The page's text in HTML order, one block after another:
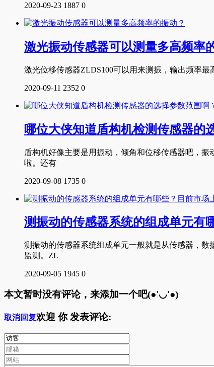
2020-09-23 1887 0
激光振动传感器可以测量多高频率
激光位移传感器ZLDS100可以用来测振，输出频率最
2020-09-11 2352 0
哪位大侠知道盾构机检测传感器的
盾构机好像主要是用振动，倾角和位移传感器吧，
啦。还有
2020-09-08 1735 0
测振动的传感器系统的组成单元有
测振动的传感器系统组成单元一般就是从传感器，
监测。ZL
2020-09-05 1945 0
本文暂时没有评论，来添加一个吧(●'◡'●)
取消回复欢迎 你发表评论: